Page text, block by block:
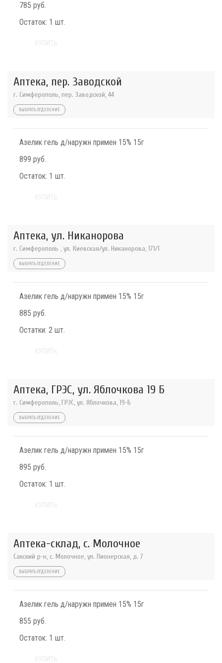
785 руб.
Остаток: 1 шт.
Аптека, пер. Заводской
г. Симферополь, пер. Заводской, 44
ВЫБРАТЬ ОТДЕЛЕНИЕ
Азелик гель д/наружн примен 15% 15г
899 руб.
Остаток: 1 шт.
Аптека, ул. Никанорова
г. Симферополь , ул. Киевская/ул. Никанорова, 171/1
ВЫБРАТЬ ОТДЕЛЕНИЕ
Азелик гель д/наружн примен 15% 15г
885 руб.
Остатки: 2 шт.
Аптека, ГРЭС, ул. Яблочкова 19 Б
г. Симферополь, ГРЭС, ул. Яблочкова, 19-Б
ВЫБРАТЬ ОТДЕЛЕНИЕ
Азелик гель д/наружн примен 15% 15г
895 руб.
Остаток: 1 шт.
Аптека-склад, с. Молочное
Сакский р-н, с. Молочное, ул. Пионерская, д. 7
ВЫБРАТЬ ОТДЕЛЕНИЕ
Азелик гель д/наружн примен 15% 15г
855 руб.
Остаток: 1 шт.